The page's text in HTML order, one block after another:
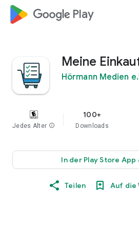
google_logo Play
Meine
Hörmann Medien
Jedes Alter info
100+
Downloads
In der Play Store App
Teilen Auf die